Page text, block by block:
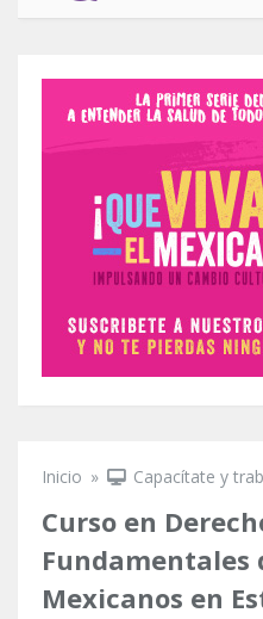
Inicio » Capacítate y
Curso en
Fundamentales
Mexicanos en